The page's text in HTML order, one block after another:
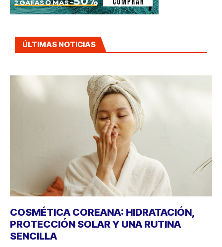
ÚLTIMAS NOTICIAS
COSMÉTICA COREANA: HIDRATACIÓN,
PROTECCIÓN SOLAR Y UNA RUTINA
SENCILLA